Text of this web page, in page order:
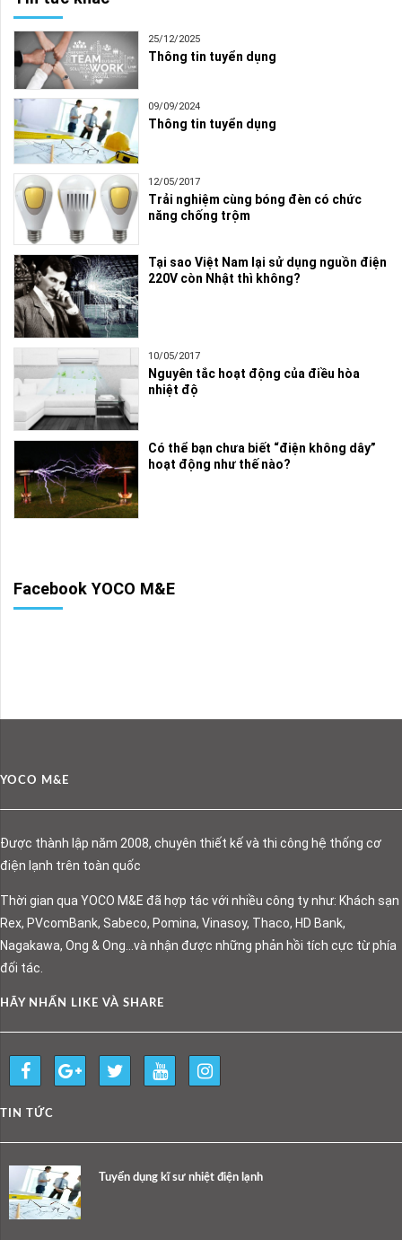
25/12/2025
Thông tin tuyển dụng
09/09/2024
Thông tin tuyển dụng
12/05/2017
Trải nghiệm cùng bóng đèn có chức
năng chống trộm
Tại sao Việt Nam lại sử dụng nguồn điện
220V còn Nhật thì không?
10/05/2017
Nguyên tắc hoạt động của điều hòa
nhiệt độ
Có thể bạn chưa biết “điện không dây”
hoạt động như thế nào?
Facebook YOCO M&E
YOCO M&E
Được thành lập năm 2008, chuyên thiết kế và thi công hệ thống cơ
điện lạnh trên toàn quốc
Thời gian qua YOCO M&E đã hợp tác với nhiều công ty như: Khách sạn
Rex, PVcomBank, Sabeco, Pomina, Vinasoy, Thaco, HD Bank,
Nagakawa, Ong & Ong…và nhận được những phản hồi tích cực từ phía
đối tác.
HÃY NHẤN LIKE VÀ SHARE
TIN TỨC
Tuyển dụng kĩ sư nhiệt điện lạnh